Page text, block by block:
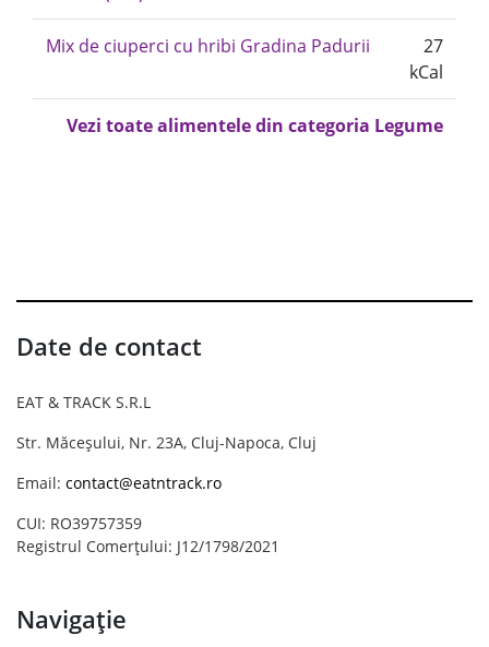
Mix de ciuperci cu hribi Gradina Padurii
27
kCal
Vezi toate alimentele din categoria Legume
Date de contact
EAT & TRACK S.R.L
Str. Măceșului, Nr. 23A, Cluj-Napoca, Cluj
Email: contact@eatntrack.ro
CUI: RO39757359
Registrul Comerțului: J12/1798/2021
Navigație